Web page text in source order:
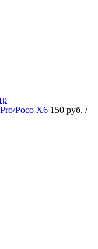
Poco X6 150 руб. /